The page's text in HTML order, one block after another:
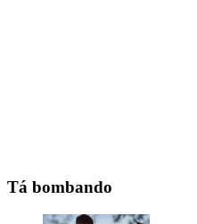
Tá bombando